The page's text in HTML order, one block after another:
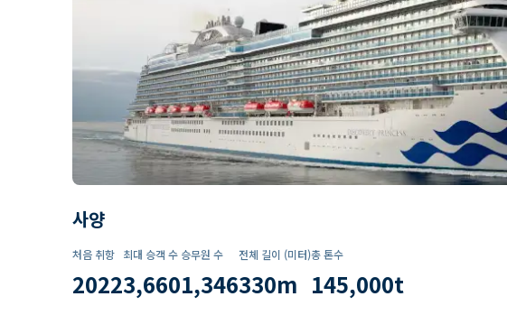
사양
처음 취항
2022
최대 승객 수
3,660
승무원 수
1,346
전체 길이 (미터)
330m
총 톤수
145,000t